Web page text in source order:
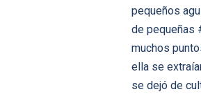
pequeños
de pequeñas
muchos
ella se
se dejó de